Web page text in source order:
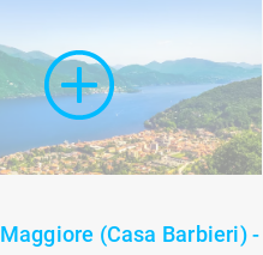
(Casa Barbieri) -